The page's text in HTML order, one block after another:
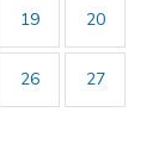
19 20
26 27